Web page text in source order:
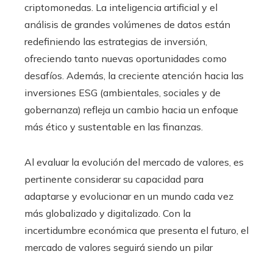
criptomonedas. La inteligencia artificial y el
análisis de grandes volúmenes de datos están
redefiniendo las estrategias de inversión,
ofreciendo tanto nuevas oportunidades como
desafíos. Además, la creciente atención hacia las
inversiones ESG (ambientales, sociales y de
gobernanza) refleja un cambio hacia un enfoque
más ético y sustentable en las finanzas.
Al evaluar la evolución del mercado de valores, es
pertinente considerar su capacidad para
adaptarse y evolucionar en un mundo cada vez
más globalizado y digitalizado. Con la
incertidumbre económica que presenta el futuro, el
mercado de valores seguirá siendo un pilar